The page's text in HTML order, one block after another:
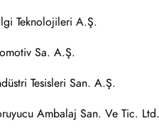
Teknolojileri A.Ş.
Sa. A.Ş.
Tesisleri San. A.Ş.
Ambalaj San. Ve Tic. Ltd.